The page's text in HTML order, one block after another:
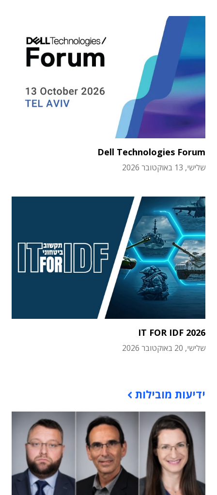
Dell Technologies Forum
שלישי, 13 באוקטובר 2026
IT FOR IDF 2026
שלישי, 20 באוקטובר 2026
ידיעות מובילות